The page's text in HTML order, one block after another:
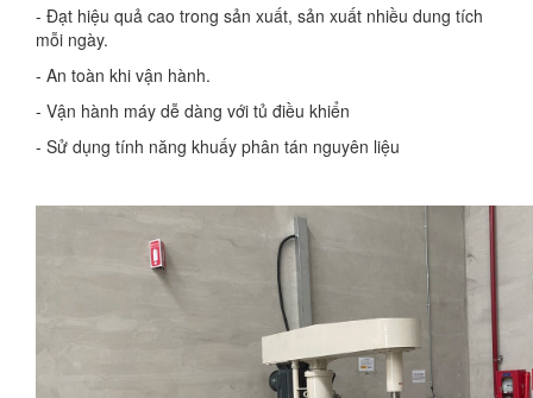
- Đạt hiệu quả cao trong sản xuất, sản xuất nhiều dung tích
mỗi ngày.
- An toàn khi vận hành.
- Vận hành máy dễ dàng với tủ điều khiển
- Sử dụng tính năng khuấy phân tán nguyên liệu